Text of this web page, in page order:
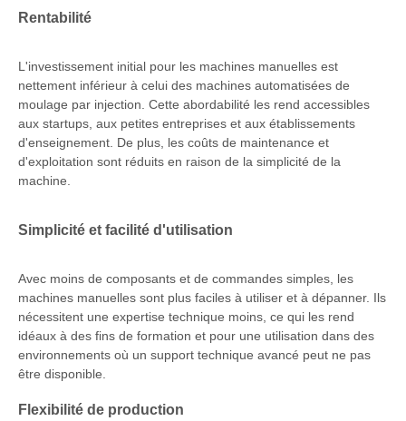
Rentabilité
L'investissement initial pour les machines manuelles est
nettement inférieur à celui des machines automatisées de
moulage par injection. Cette abordabilité les rend accessibles
aux startups, aux petites entreprises et aux établissements
d'enseignement. De plus, les coûts de maintenance et
d'exploitation sont réduits en raison de la simplicité de la
machine.
Simplicité et facilité d'utilisation
Avec moins de composants et de commandes simples, les
machines manuelles sont plus faciles à utiliser et à dépanner. Ils
nécessitent une expertise technique moins, ce qui les rend
idéaux à des fins de formation et pour une utilisation dans des
environnements où un support technique avancé peut ne pas
être disponible.
Flexibilité de production